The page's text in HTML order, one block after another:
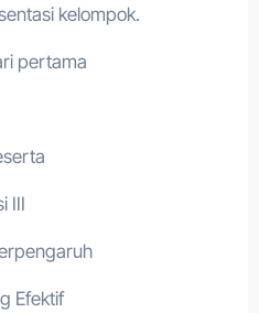
kelompok.
pertama
III
Efektif